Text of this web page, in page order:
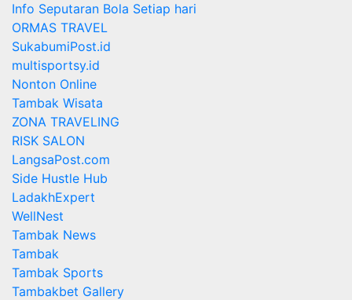
Info Seputaran Bola Setiap hari
ORMAS TRAVEL
SukabumiPost.id
multisportsy.id
Nonton Online
Tambak Wisata
ZONA TRAVELING
RISK SALON
LangsaPost.com
Side Hustle Hub
LadakhExpert
WellNest
Tambak News
Tambak
Tambak Sports
Tambakbet Gallery